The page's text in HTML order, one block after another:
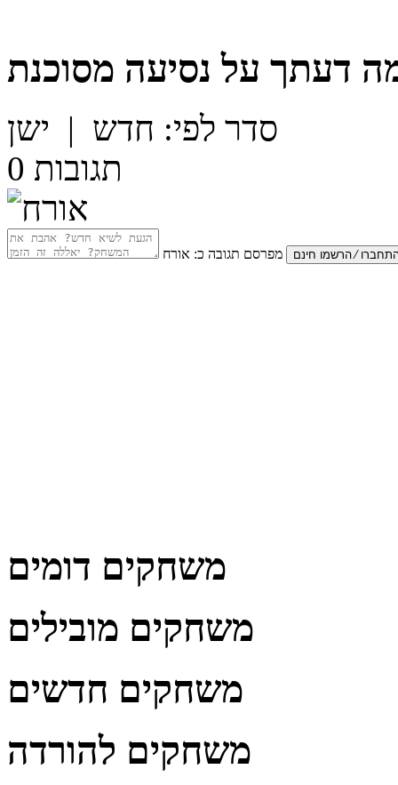
דעתך על נסיעה מסוכנת
סדר לפי: חדש | ישן
0 תגובות
מפרסם תגובה כ: אורח
משחקים דומים
משחקים מובילים
משחקים חדשים
משחקים להורדה